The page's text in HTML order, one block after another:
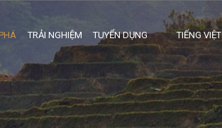
TUYỂN DỤNG
TRẢI NGHIỆM TIẾNG VIỆT